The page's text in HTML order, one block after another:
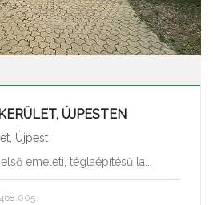
ÚJPESTEN
Újpest
emeleti, téglaépítésű la...